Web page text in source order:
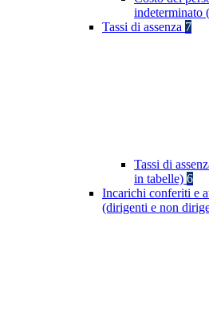
indeterminato
Tassi di assenza 7
Tassi di
in tabelle) 6
Incarichi conferiti e
(dirigenti e non